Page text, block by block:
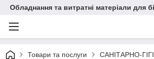
Обладнання та витратні матеріали для
Товари та послуги САНІТАРНО-